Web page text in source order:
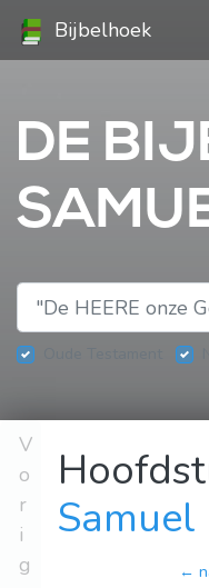
Bijbelhoek
DE
V
o
r
i
g
Samuel
←